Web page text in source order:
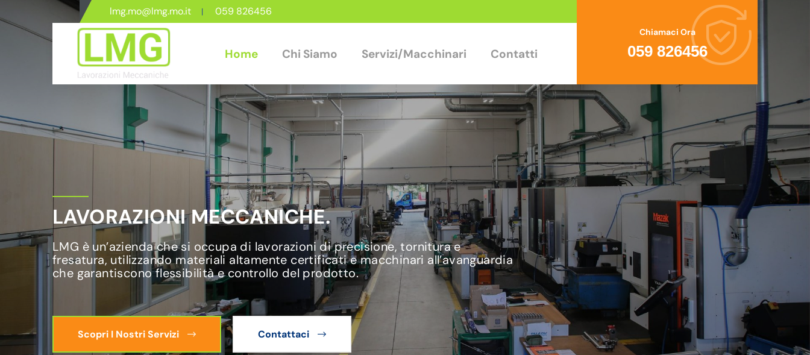
lmg.mo@lmg.mo.it 059 826456
Home Chi Siamo Servizi/Macchinari Contatti
Chiamaci Ora
059 826456
LAVORAZIONI MECCANICHE.
LMG è un’azienda che si occupa di lavorazioni di precisione, tornitura e
fresatura, utilizzando materiali altamente certificati e macchinari all’avanguardia
che garantiscono flessibilità e controllo del prodotto.
Scopri I Nostri Servizi Contattaci